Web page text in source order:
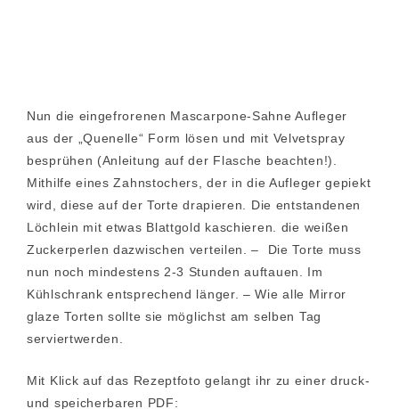
Nun die eingefrorenen Mascarpone-Sahne Aufleger
aus der „Quenelle“ Form lösen und mit Velvetspray
besprühen (Anleitung auf der Flasche beachten!).
Mithilfe eines Zahnstochers, der in die Aufleger gepiekt
wird, diese auf der Torte drapieren. Die entstandenen
Löchlein mit etwas Blattgold kaschieren. die weißen
Zuckerperlen dazwischen verteilen. – Die Torte muss
nun noch mindestens 2-3 Stunden auftauen. Im
Kühlschrank entsprechend länger. – Wie alle Mirror
glaze Torten sollte sie möglichst am selben Tag
serviertwerden.
Mit Klick auf das Rezeptfoto gelangt ihr zu einer druck-
und speicherbaren PDF: